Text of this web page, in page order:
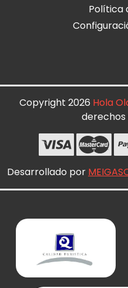
Política
Copyright 2026 Hola
derechos
Desarrollado por